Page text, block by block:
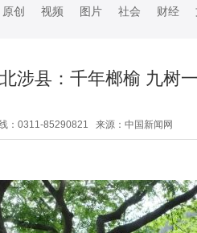
原创 视频 图片 社会 财经
涉县：千年榔榆 九树
：0311-85290821 来源：中国新闻网